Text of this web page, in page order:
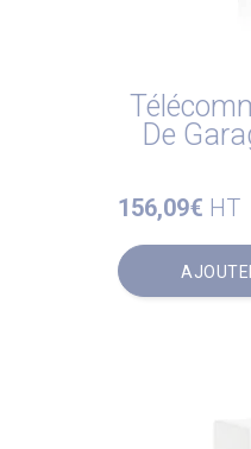
De
156,09€ HT